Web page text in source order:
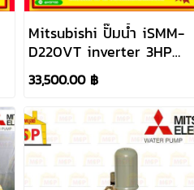
Mitsubishi ปั๊มน้ำ iSMM-
D220VT inverter 3HP
380V
33,500.00 ฿